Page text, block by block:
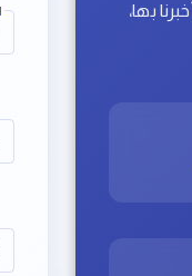
بها،